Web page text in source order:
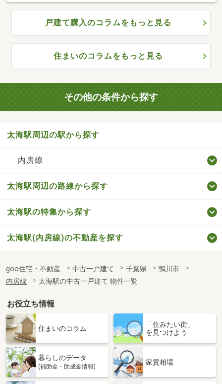
戸建て購入のコラムをもっと見る
住まいのコラムをもっと見る
その他の条件から探す
太海駅周辺の駅から探す
内房線
太海駅周辺の路線から探す
太海駅の特集から探す
太海駅(内房線)の不動産を探す
goo住宅・不動産 中古一戸建て 千葉県
鴨川市
内房線
太海駅の中古一戸建て 物件一覧
お役立ち情報
住まいのコラム
「住みたい街」
を見つけよう
暮らしのデータ
(補助金・助成金情報)
家賃相場